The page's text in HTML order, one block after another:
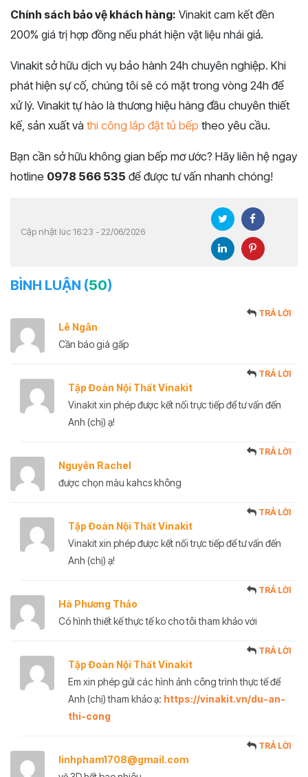
Chính sách bảo vệ khách hàng: Vinakit cam kết đền
200% giá trị hợp đồng nếu phát hiện vật liệu nhái giả.
Vinakit sở hữu dịch vụ bảo hành 24h chuyên nghiệp. Khi
phát hiện sự cố, chúng tôi sẽ có mặt trong vòng 24h để
xử lý. Vinakit tự hào là thương hiệu hàng đầu chuyên thiết
kế, sản xuất và thi công lắp đặt tủ bếp theo yêu cầu.
Bạn cần sở hữu không gian bếp mơ ước? Hãy liên hệ ngay
hotline 0978 566 535 để được tư vấn nhanh chóng!
Cập nhật lúc 16:23 - 22/06/2026
BÌNH LUẬN (50)
Lê Ngân
TRẢ LỜI
Cần báo giá gấp
Tập Đoàn Nội Thất Vinakit
TRẢ LỜI
Vinakit xin phép được kết nối trực tiếp để tư vấn đến
Anh (chị) ạ!
Nguyễn Rachel
TRẢ LỜI
được chọn màu kahcs không
Tập Đoàn Nội Thất Vinakit
TRẢ LỜI
Vinakit xin phép được kết nối trực tiếp để tư vấn đến
Anh (chị) ạ!
Hà Phương Thảo
TRẢ LỜI
Có hình thiết kế thực tế ko cho tôi tham khảo với
Tập Đoàn Nội Thất Vinakit
TRẢ LỜI
Em xin phép gửi các hình ảnh công trình thực tế để
Anh (chị) tham khảo ạ: https://vinakit.vn/du-an-
thi-cong
linhpham1708@gmail.com
TRẢ LỜI